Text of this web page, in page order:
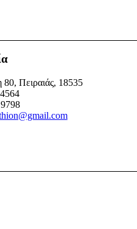
Πειραιάς, 18535